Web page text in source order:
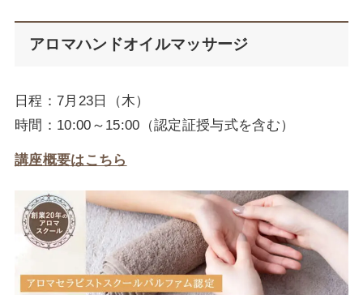
アロマハンドオイルマッサージ
日程：7月23日（木）
時間：10:00～15:00（認定証授与式を含む）
講座概要はこちら